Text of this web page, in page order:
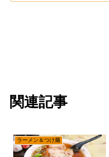
関連記事
ラーメン＆つけ麺